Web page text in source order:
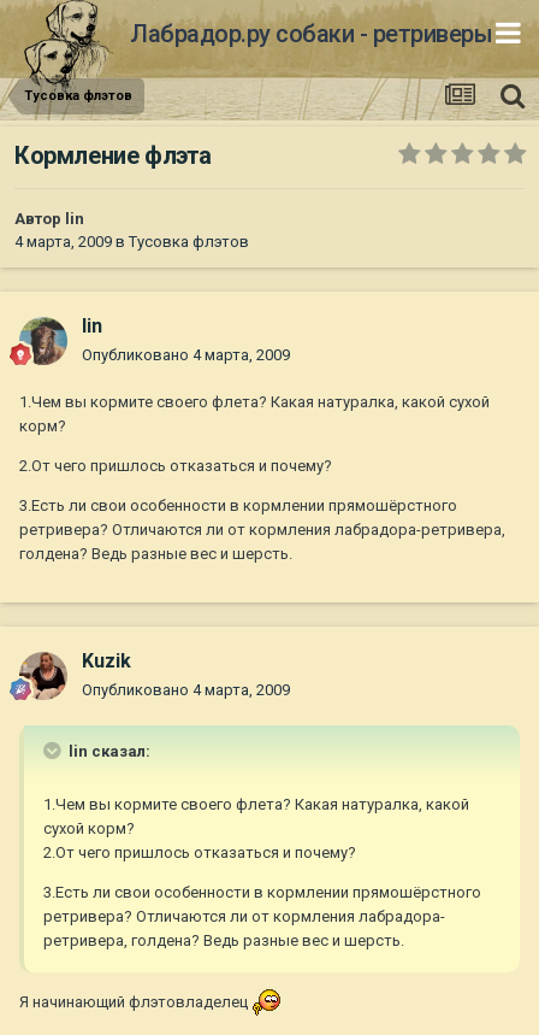
Лабрадор.ру собаки - ретриверы
Тусовка флэтов
Кормление флэта
Автор lin
4 марта, 2009 вТусовка флэтов
lin
Опубликовано 4 марта, 2009
1.Чем вы кормите своего флета? Какая натуралка, какой сухой
корм?
2.От чего пришлось отказаться и почему?
3.Есть ли свои особенности в кормлении прямошёрстного
ретривера? Отличаются ли от кормления лабрадора-ретривера,
голдена? Ведь разные вес и шерсть.
Kuzik
Опубликовано 4 марта, 2009
lin сказал:
1.Чем вы кормите своего флета? Какая натуралка, какой
сухой корм?
2.От чего пришлось отказаться и почему?
3.Есть ли свои особенности в кормлении прямошёрстного
ретривера? Отличаются ли от кормления лабрадора-
ретривера, голдена? Ведь разные вес и шерсть.
Я начинающий флэтовладелец